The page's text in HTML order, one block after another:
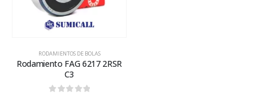
RODAMIENTOS DE BOLAS
Rodamiento FAG 6217 2RSR
C3